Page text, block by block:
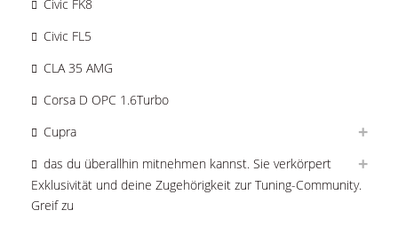
Civic FK8
Civic FL5
CLA 35 AMG
Corsa D OPC 1.6Turbo
Cupra
das du überallhin mitnehmen kannst. Sie verkörpert
Exklusivität und deine Zugehörigkeit zur Tuning-Community.
Greif zu